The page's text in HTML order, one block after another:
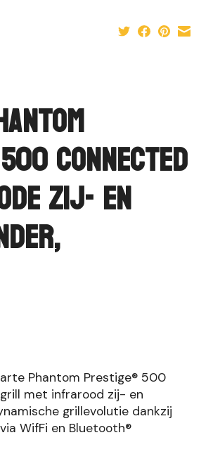
Connected
zij- en
Phantom Prestige® 500
met infrarood zij- en
grillevolutie dankzij
WifFi en Bluetooth®